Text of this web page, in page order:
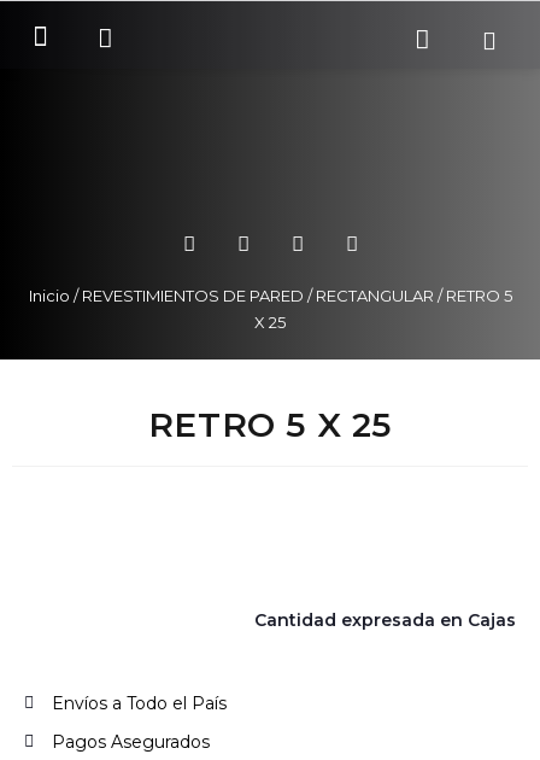
Inicio /REVESTIMIENTOS DE PARED /RECTANGULAR / RETRO 5
X 25
RETRO 5 X 25
Cantidad expresada en Cajas
Envíos a Todo el País
Pagos Asegurados